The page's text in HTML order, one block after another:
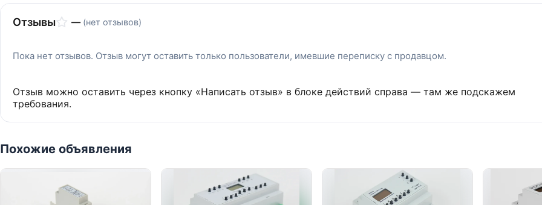
Отзывы — (нет отзывов)
Пока нет отзывов. Отзыв могут оставить только пользователи, имевшие переписку с продавцом.
Отзыв можно оставить через кнопку «Написать отзыв» в блоке действий справа — там же подскажем
требования.
Похожие объявления